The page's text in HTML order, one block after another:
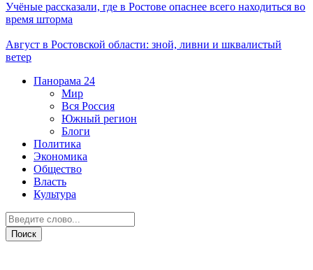
Учёные рассказали, где в Ростове опаснее всего находиться во
время шторма
Август в Ростовской области: зной, ливни и шквалистый
ветер
Панорама 24
Мир
Вся Россия
Южный регион
Блоги
Политика
Экономика
Общество
Власть
Культура